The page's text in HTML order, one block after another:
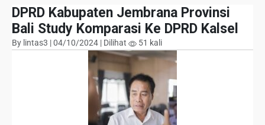
DPRD Kabupaten Jembrana Provinsi
Bali Study Komparasi Ke DPRD Kalsel
By lintas3 | 04/10/2024 | Dilihat 51 kali